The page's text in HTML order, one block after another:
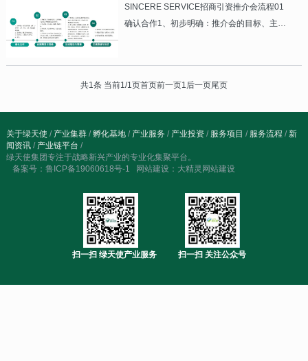
SINCERE SERVICE招商引资推介会流程01
确认合作1、初步明确：推介会的目标、主
划与准备1、详细方案：根据政府要求，出具
共1条 当前1/1页首页前一页1后一页尾页
关于绿天使 / 产业集群/ 孵化基地/ 产业服务/ 产业投资/ 服务项目 / 服务流程 /新
闻资讯/ 产业链平台 /
绿天使集团专注于战略新兴产业的专业化集聚平台。
备案号： 鲁ICP备19060618号-1 网站建设： 大精灵网站建设
扫一扫 绿天使产业服务 扫一扫 关注公众号